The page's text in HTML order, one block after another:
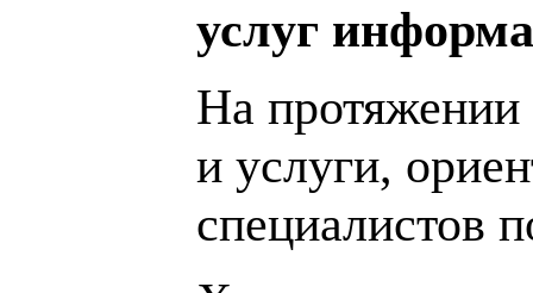
услуг
На протяжении
и услуги,
специалистов